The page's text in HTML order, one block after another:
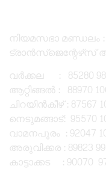
നിയമസഭാ മണ്ഡലം
ട്രാൻസ്‌ജെന്റേഴ്‌സ്
വർക്കല : 85280
ആറ്റിങ്ങൽ : 88970
ചിറയിൻകീഴ് : 87567
നെടുമങ്ങാട്: 95570
വാമനപുരം : 92047
അരുവിക്കര : 89823
കാട്ടാക്കട : 90070